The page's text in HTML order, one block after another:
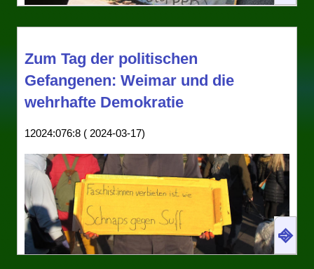
1a Reiselektüre: Der Grundrechte-Report 2024
Deutschland, herausgegeben von Peter von Auer
und anderen, Fischer 2024.
Jedes Jahr veröffentlicht eine breite
Koalition von in der BRD aktiven
Menschenrechtsorganisationen den
Grundrechte-Report. Er enthält, numerisch
Zum Tag der politischen
Gefangenen: Weimar und die
wehrhafte Demokratie
12024:076:8 ( 2024-03-17)
⎆